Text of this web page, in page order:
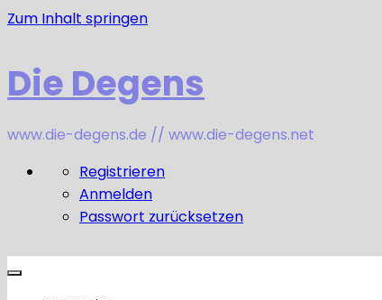
Zum Inhalt springen
Die Degens
www.die-degens.de // www.die-degens.net
Registrieren
Anmelden
Passwort zurücksetzen